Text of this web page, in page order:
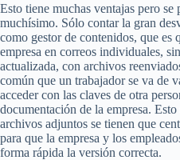
Esto tiene muchas ventajas pero
muchísimo. Sólo contar la gran
como gestor de contenidos, que es
empresa en correos individuales,
actualizada, con archivos
común que un trabajador se va de
acceder con las claves de otra
documentación de la empresa.
archivos adjuntos se tienen que
para que la empresa y los
forma rápida la versión correcta.